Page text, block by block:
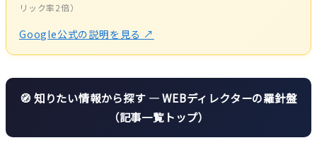
リック率2倍）
Google公式の説明を見る ↗
🧭 知りたい情報から探す — WEBディレクターの羅針盤
（記事一覧トップ）